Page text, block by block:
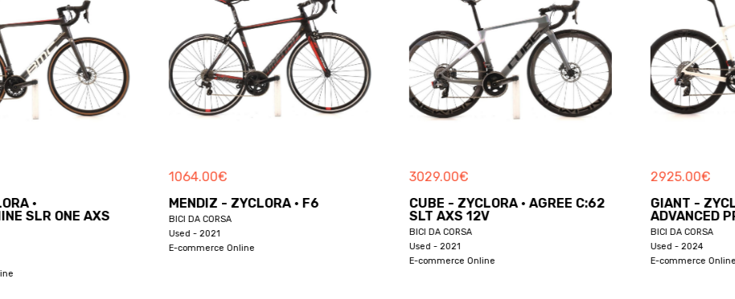
·
SLR ONE AXS
1064.00€
MENDIZ - ZYCLORA · F6
BICI DA CORSA
Used - 2021
E-commerce Online
3029.00€
CUBE - ZYCLORA · AGREE C:62
SLT AXS 12V
BICI DA CORSA
Used - 2021
E-commerce Online
2925.00€
GIANT -
ADVANCED
BICI DA CORSA
Used - 2024
E-commerce Online